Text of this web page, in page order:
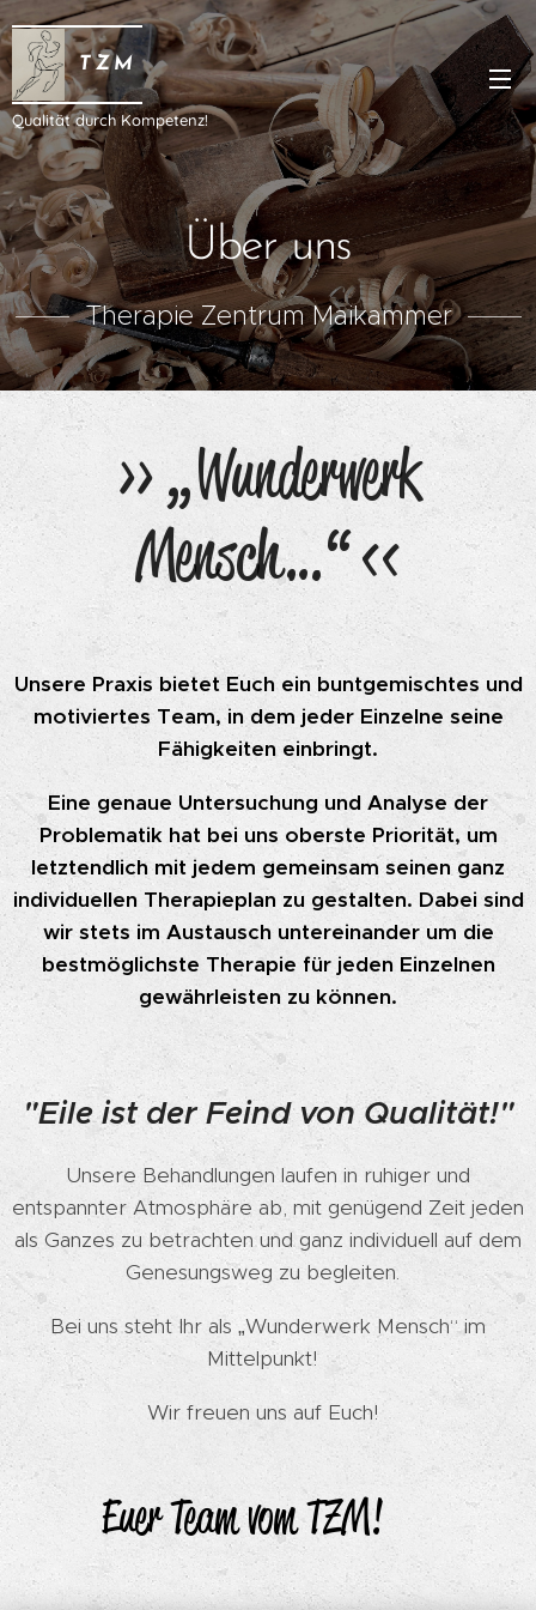
T Z M
Qualität durch Kompetenz!
Über uns
Therapie Zentrum Maikammer
>> „Wunderwerk
Mensch…“ <<
Unsere Praxis bietet Euch ein buntgemischtes und
motiviertes Team, in dem jeder Einzelne seine
Fähigkeiten einbringt.
Eine genaue Untersuchung und Analyse der
Problematik hat bei uns oberste Priorität, um
letztendlich mit jedem gemeinsam seinen ganz
individuellen Therapieplan zu gestalten. Dabei sind
wir stets im Austausch untereinander um die
bestmöglichste Therapie für jeden Einzelnen
gewährleisten zu können.
"Eile ist der Feind von Qualität!"
Unsere Behandlungen laufen in ruhiger und
entspannter Atmosphäre ab, mit genügend Zeit jeden
als Ganzes zu betrachten und ganz individuell auf dem
Genesungsweg zu begleiten.
Bei uns steht Ihr als „Wunderwerk Mensch“ im
Mittelpunkt!
Wir freuen uns auf Euch!
Euer Team vom TZM!